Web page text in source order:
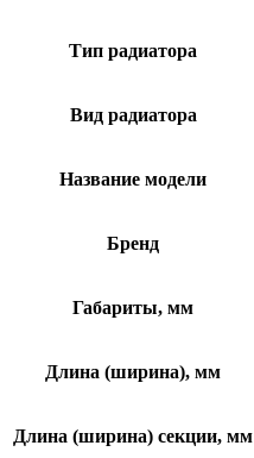
Тип радиатора
Вид радиатора
Название модели
Бренд
Габариты, мм
Длина (ширина), мм
Длина (ширина) секции, мм